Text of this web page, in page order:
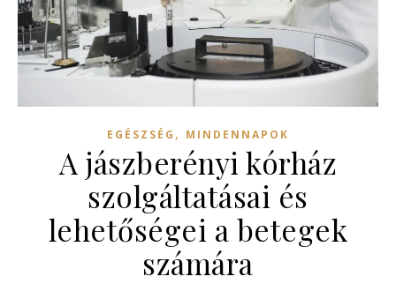
EGÉSZSÉG , MINDENNAPOK
A jászberényi kórház
szolgáltatásai és
lehetőségei a betegek
számára